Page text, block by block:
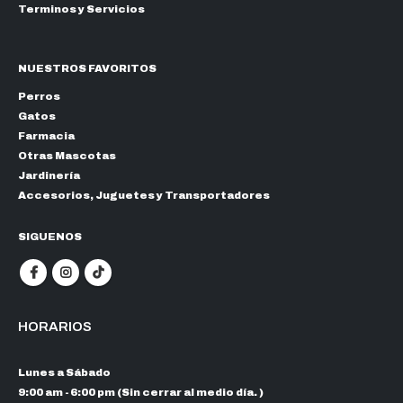
Terminos y Servicios
NUESTROS FAVORITOS
Perros
Gatos
Farmacia
Otras Mascotas
Jardinería
Accesorios, Juguetes y Transportadores
SIGUENOS
HORARIOS
Lunes a Sábado
9:00 am - 6:00 pm (Sin cerrar al medio día. )